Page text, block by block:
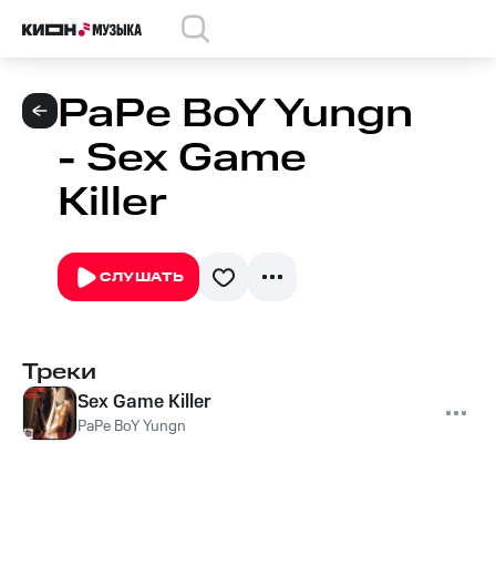
PaPe BoY Yungn
- Sex Game
Killer
СЛУШАТЬ
Треки
Sex Game Killer
PaPe BoY Yungn